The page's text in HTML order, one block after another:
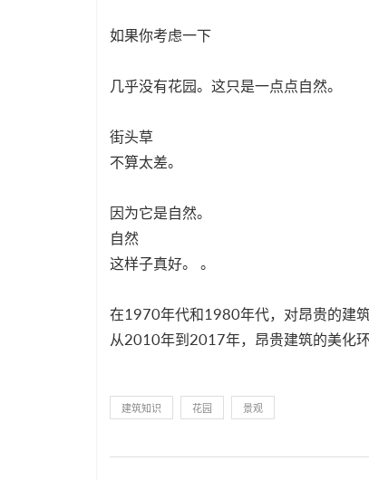
如果你考虑一下
几乎没有花园。这只是一点点自然。
街头草
不算太差。
因为它是自然。
自然
这样子真好。 。
在1970年代和1980年代，对昂贵的建筑
从2010年到2017年，昂贵建筑的美化环
建筑知识 花园 景观